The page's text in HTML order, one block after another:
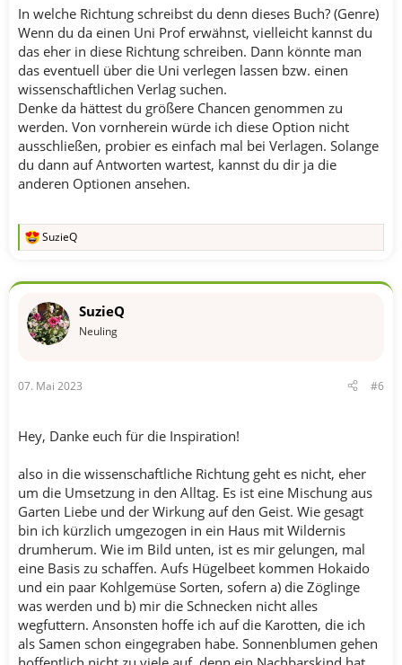
In welche Richtung schreibst du denn dieses Buch? (Genre)
Wenn du da einen Uni Prof erwähnst, vielleicht kannst du
das eher in diese Richtung schreiben. Dann könnte man
das eventuell über die Uni verlegen lassen bzw. einen
wissenschaftlichen Verlag suchen.
Denke da hättest du größere Chancen genommen zu
werden. Von vornherein würde ich diese Option nicht
ausschließen, probier es einfach mal bei Verlagen. Solange
du dann auf Antworten wartest, kannst du dir ja die
anderen Optionen ansehen.
R
k
o
:
SuzieQ
SuzieQ
Neuling
07. Mai 2023 #6
Hey, Danke euch für die Inspiration!
also in die wissenschaftliche Richtung geht es nicht, eher
um die Umsetzung in den Alltag. Es ist eine Mischung aus
Garten Liebe und der Wirkung auf den Geist. Wie gesagt
bin ich kürzlich umgezogen in ein Haus mit Wildernis
drumherum. Wie im Bild unten, ist es mir gelungen, mal
eine Basis zu schaffen. Aufs Hügelbeet kommen Hokaido
und ein paar Kohlgemüse Sorten, sofern a) die Zöglinge
was werden und b) mir die Schnecken nicht alles
wegfuttern. Ansonsten hoffe ich auf die Karotten, die ich
als Samen schon eingegraben habe. Sonnenblumen gehen